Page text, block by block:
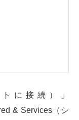
トに接続）」
& Services（シ